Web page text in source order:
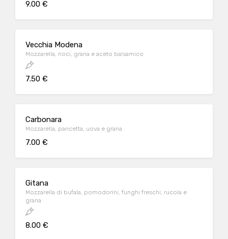
9.00 €
Vecchia Modena
Mozzarella, noci, grana e aceto balsamico
7.50 €
Carbonara
Mozzarella, pancetta, uova e grana
7.00 €
Gitana
Mozzarella di bufala, pomodorini, funghi freschi, rucola e
grana
8.00 €